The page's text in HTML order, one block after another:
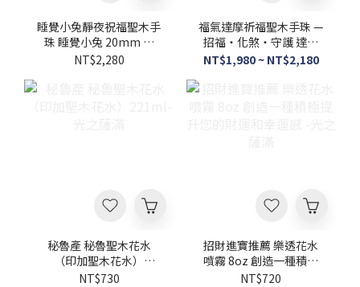
睡覺小兔靜夜祝福聖木手
珠 睡覺小兔 20mm ×
12mm 聖木手珠 -光之薩
NT$2,280
福氣達摩祈福聖木手珠 —
招福‧化煞‧守護 達摩
手珠 15mm×10mm
NT$1,980 ~ NT$2,180
秘魯產 秘魯聖木花水
（印加聖木花水）
221ml-光之薩滿
NT$730
招財進寶推薦 樂透花水
噴霧 8oz 創造一種積極
提升您的財運和幸運感 -
NT$720